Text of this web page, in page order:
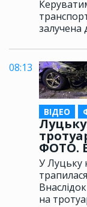
залучена
08:13
ВІДЕО
ФОТО.
У Луцьку
на